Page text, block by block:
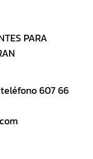
PARA
607 66